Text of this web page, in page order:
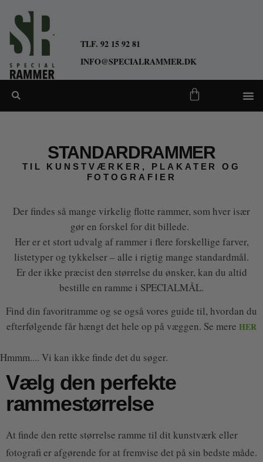
TLF. 92 15 92 81
INFO@SPECIALRAMMER.DK
STANDARDRAMMER
TIL KUNSTVÆRKER, PLAKATER OG
FOTOGRAFIER
Der findes så mange virkelig flotte rammer, som hver især
gør en forskel for dit billede.
Her er et stort udvalg af rammer i flere forskellige farver,
listetyper og tykkelser – alle i rigtig mange standardmål.
Er der ikke præcist den størrelse du ønsker, kan du altid
bestille en ramme i SPECIALMÅL.
Find din favoritramme og se også vores guide til, hvordan du
efterfølgende får hængt det hele op på væggen. Se mere HER
Hmmm.... Vi kan ikke finde det du søger.
Vælg den perfekte
rammestørrelse
At finde den rette størrelse ramme til dit kunstværk eller
fotografi er afgørende for at fremvise det på sin bedste måde.